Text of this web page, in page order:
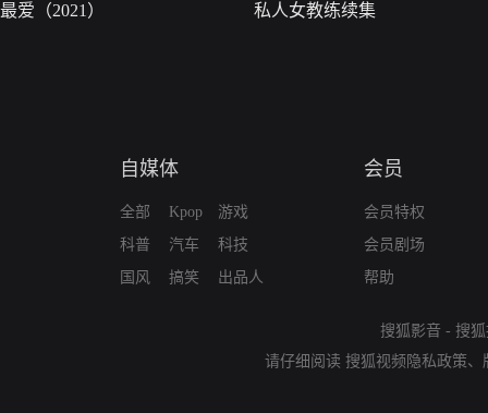
最爱（2021） 私人女教练续集
自媒体
全部
科普
国风
Kpop
汽车
搞笑
游戏
科技
出品人
会员
会员特权
会员剧场
帮助
搜狐影音 - 搜
请仔细阅读 搜狐视频隐私政策、